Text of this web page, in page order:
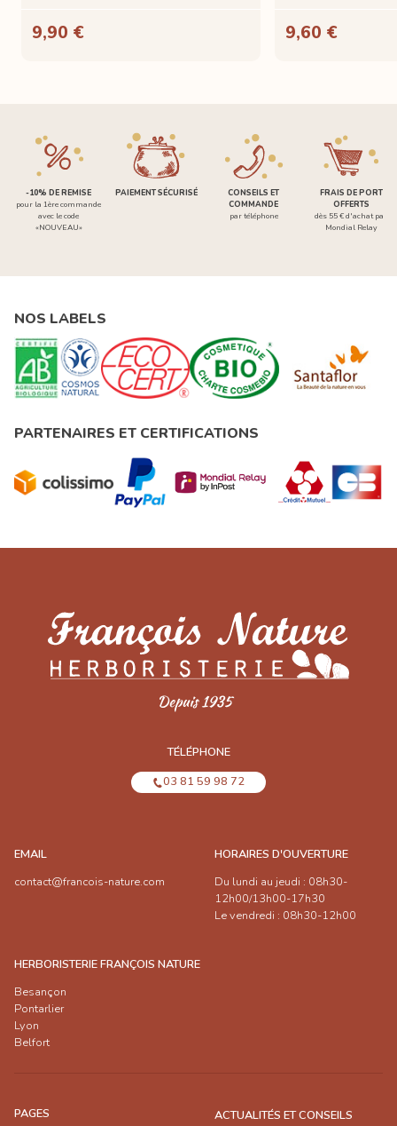
9,90 € 9,60 €
-10% DE REMISE
pour la 1ère commande
avec le code
«NOUVEAU»
PAIEMENT SÉCURISÉ
CONSEILS ET
COMMANDE
par téléphone
FRAIS DE PORT
OFFERTS
dès 55 € d'achat par
Mondial Relay
NOS LABELS
PARTENAIRES ET CERTIFICATIONS
TÉLÉPHONE
03 81 59 98 72
EMAIL
contact@francois-nature.com
HORAIRES D'OUVERTURE
Du lundi au jeudi : 08h30-
12h00/13h00-17h30
Le vendredi : 08h30-12h00
HERBORISTERIE FRANÇOIS NATURE
Besançon
Pontarlier
Lyon
Belfort
PAGES
ACTUALITÉS ET CONSEILS